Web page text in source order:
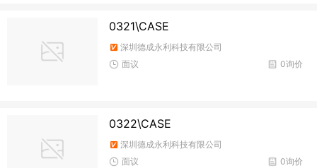
0321\CASE
深圳德成永利科技有限公司
0询价
面议
0322\CASE
深圳德成永利科技有限公司
0询价
面议